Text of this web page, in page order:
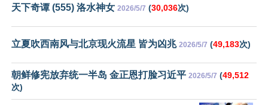
天下奇谭 (555) 洛水神女 2026/5/7 (30,036次)
立夏吹西南风与北京现火流星 皆为凶兆 2026/5/7 (49,183次)
朝鲜修宪放弃统一半岛 金正恩打脸习近平 2026/5/7 (49,512
次)